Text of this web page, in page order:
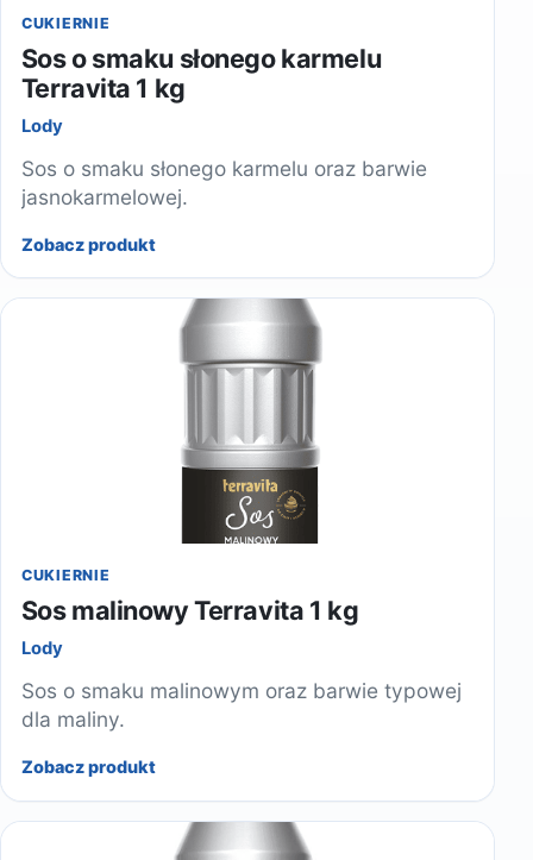
CUKIERNIE
Sos o smaku słonego karmelu
Terravita 1 kg
Lody
Sos o smaku słonego karmelu oraz barwie
jasnokarmelowej.
Zobacz produkt
CUKIERNIE
Sos malinowy Terravita 1 kg
Lody
Sos o smaku malinowym oraz barwie typowej
dla maliny.
Zobacz produkt